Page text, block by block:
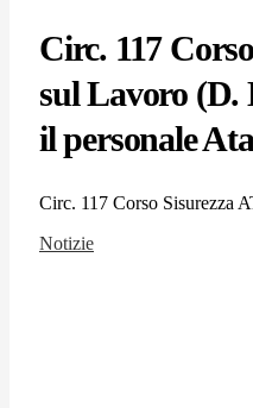
Circ. 117
sul Lavoro (D.
il personale Ata
Circ. 117 Corso Sisurezza
Notizie